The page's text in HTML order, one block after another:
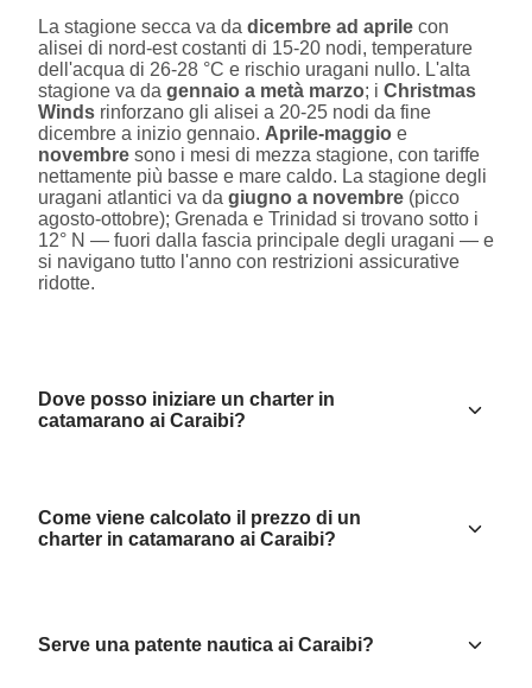
La stagione secca va da dicembre ad aprile con
alisei di nord-est costanti di 15-20 nodi, temperature
dell'acqua di 26-28 °C e rischio uragani nullo. L'alta
stagione va da gennaio a metà marzo; i Christmas
Winds rinforzano gli alisei a 20-25 nodi da fine
dicembre a inizio gennaio. Aprile-maggio e
novembre sono i mesi di mezza stagione, con tariffe
nettamente più basse e mare caldo. La stagione degli
uragani atlantici va da giugno a novembre (picco
agosto-ottobre); Grenada e Trinidad si trovano sotto i
12° N — fuori dalla fascia principale degli uragani — e
si navigano tutto l'anno con restrizioni assicurative
ridotte.
Dove posso iniziare un charter in
catamarano ai Caraibi?
Come viene calcolato il prezzo di un
charter in catamarano ai Caraibi?
Serve una patente nautica ai Caraibi?